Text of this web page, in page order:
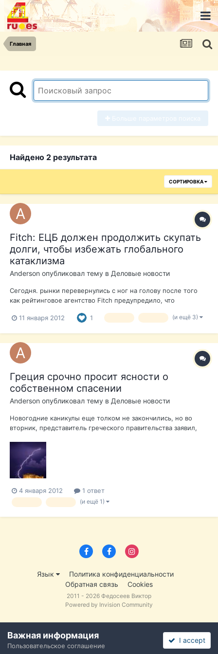
Главная
Найдено 2 результата
СОРТИРОВКА
Fitch: ЕЦБ должен продолжить скупать
долги, чтобы избежать глобального
катаклизма
Anderson опубликовал тему в Деловые новости
Сегодня. рынки перевернулись с ног на голову после того
как рейтинговое агентство Fitch предупредило, что
суверенных долгов, чтобы поддержать Италию и избежать
11 января 2012 1 (и ещё 3)
Греция срочно просит ясности о
собственном спасении
Anderson опубликовал тему в Деловые новости
Новогодние каникулы еще толком не закончились, но во
вторник, представитель греческого правительства заявил,
вопроса останется ли его страна в составе зоны евро.
Переговоры по Спасительному соглашению с ЕС должны
быть завершены или... В новы...
4 января 2012 1 ответ
(и ещё 1)
Язык
Политика конфиденциальности
Обратная связь
Cookies
2011 - 2026 Федосеев Виктор
Powered by Invision Community
Важная информация
Пользовательское соглашение
I accept